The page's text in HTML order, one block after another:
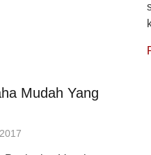
Mudah Yang